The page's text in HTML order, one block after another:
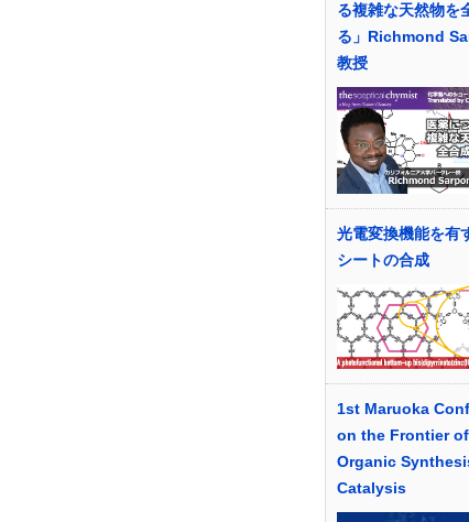
る複雑な天然物を
る」Richmond
教授
光電変換機能を有
シートの合成
1st Maruoka
on the Frontier of
Organic
Catalysis